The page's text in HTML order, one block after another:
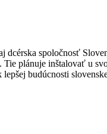
spoločnosť
plánuje inštalovať u
budúcnosti